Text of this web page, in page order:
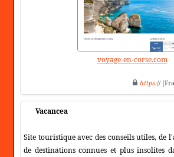
voyage-en-corse.com
https://
Vacancea
Site touristique avec des conseils utiles, de
de destinations connues et plus insolites